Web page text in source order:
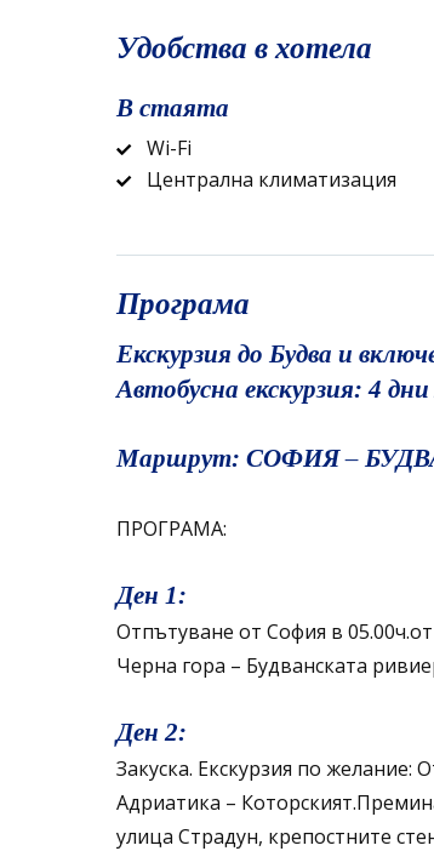
Удобства в хотела
В стаята
Wi-Fi
Централна климатизация
Програма
Екскурзия до Будва и
Автобусна екскурзия: 4
Маршрут: СОФИЯ –
ПРОГРАМА:
Ден 1:
Отпътуване от София в
Черна гора – Будванската
Ден 2:
Закуска. Екскурзия по
Адриатика –
улица Страдун, крепостните